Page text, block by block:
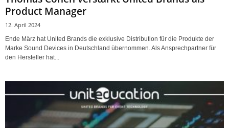
Product Manager
12. April 2024
Ende März hat United Brands die exklusive Distribution für die Produkte der
Marke Sound Devices in Deutschland übernommen. Als Ansprechpartner für
den Hersteller hat...